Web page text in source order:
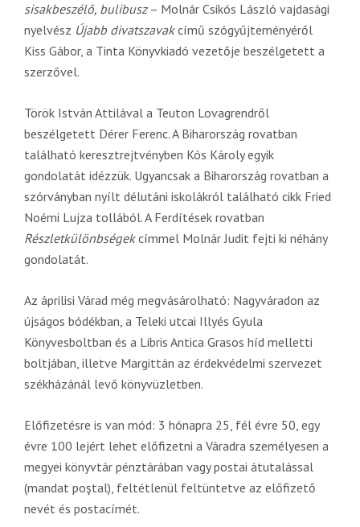
sisakbeszélő, bulibusz– Molnár Csikós László vajdasági
nyelvész Újabb divatszavakcímű szógyűjteményéről
Kiss Gábor, a Tinta Könyvkiadó vezetője beszélgetett a
szerzővel.
Török István Attilával a Teuton Lovagrendről
beszélgetett Dérer Ferenc. A Biharország rovatban
található keresztrejtvényben Kós Károly egyik
gondolatát idézzük. Ugyancsak a Biharország rovatban a
szórványban nyílt délutáni iskolákról található cikk Fried
Noémi Lujza tollából. A Ferdítések rovatban
Részletkülönbségekcímmel Molnár Judit fejti ki néhány
gondolatát.
Az áprilisi Várad még megvásárolható: Nagyváradon az
újságos bódékban, a Teleki utcai Illyés Gyula
Könyvesboltban és a Libris Antica Grasos híd melletti
boltjában, illetve Margittán az érdekvédelmi szervezet
székházánál levő könyvüzletben.
Előfizetésre is van mód: 3 hónapra 25, fél évre 50, egy
évre 100 lejért lehet előfizetni a Váradra személyesen a
megyei könyvtár pénztárában vagy postai átutalással
(mandat poştal), feltétlenül feltüntetve az előfizető
nevét és postacímét.